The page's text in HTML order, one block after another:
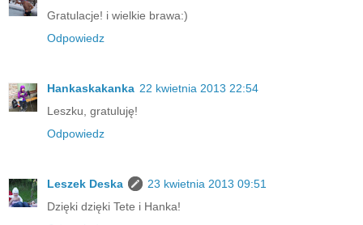
Gratulacje! i wielkie brawa:)
Odpowiedz
Hankaskakanka 22 kwietnia 2013 22:54
Leszku, gratuluję!
Odpowiedz
Leszek Deska
23 kwietnia 2013 09:51
Dzięki dzięki Tete i Hanka!